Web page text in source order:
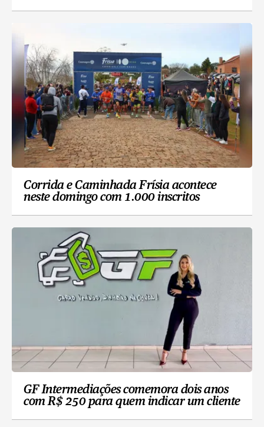
Corrida e Caminhada Frísia acontece
neste domingo com 1.000 inscritos
GF Intermediações comemora dois anos
com R$ 250 para quem indicar um cliente